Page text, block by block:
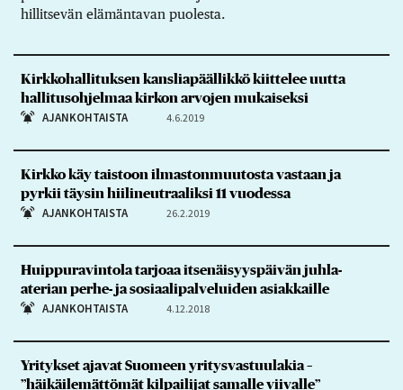
hillitsevän elämäntavan puolesta.
Kirkkohallituksen kansliapäällikkö kiittelee uutta
hallitusohjelmaa kirkon arvojen mukaiseksi
AJANKOHTAISTA 4.6.2019
Kirkko käy taistoon ilmastonmuutosta vastaan ja
pyrkii täysin hiilineutraaliksi 11 vuodessa
AJANKOHTAISTA 26.2.2019
Huippuravintola tarjoaa itsenäisyyspäivän juhla-
aterian perhe- ja sosiaalipalveluiden asiakkaille
AJANKOHTAISTA 4.12.2018
Yritykset ajavat Suomeen yritysvastuulakia –
”häikäilemättömät kilpailijat samalle viivalle”